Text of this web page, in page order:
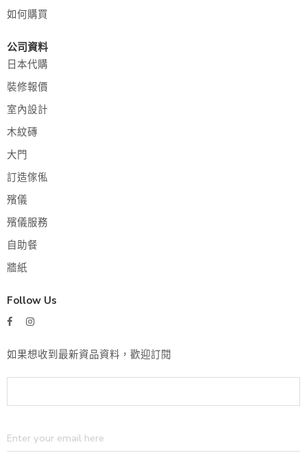
如何購買
公司資料
日本代購
裝修報價
室內設計
木紋磚
大門
訂造傢俬
殯儀
殯儀服務
自助餐
牆紙
Follow Us
如果想收到最新資品資料，歡迎訂閱